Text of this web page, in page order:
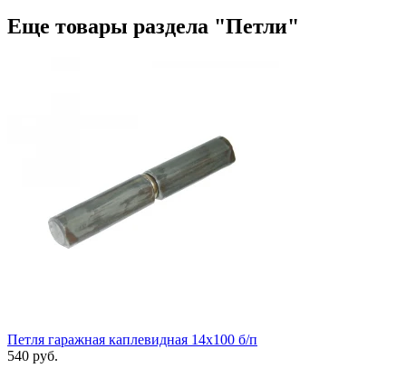
Еще товары раздела "Петли"
Петля гаражная каплевидная 14x100 б/п
540 руб.